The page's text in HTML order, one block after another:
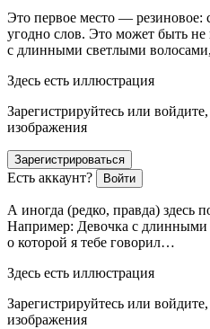
Это первое место — резиновое:
угодно слов. Это может быть не
с длинными светлыми
Здесь есть иллюстрация
Зарегистрируйтесь или
изображения
Зарегистрироваться
Есть аккаунт? Войти
А иногда (редко, правда) здесь
Например: Девочка с длинными
о которой я тебе говорил…
Здесь есть иллюстрация
Зарегистрируйтесь или
изображения